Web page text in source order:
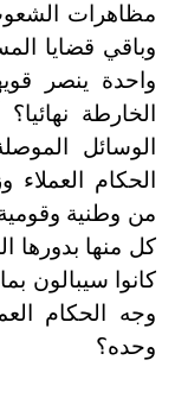
مظاهرات
وباقي قضايا
واحدة ينصر
الخارطة
الوسائل
الحكام العملاء
من وطنية
كل منها بدورها
كانوا سيبالون
وجه الحكام
وحده؟